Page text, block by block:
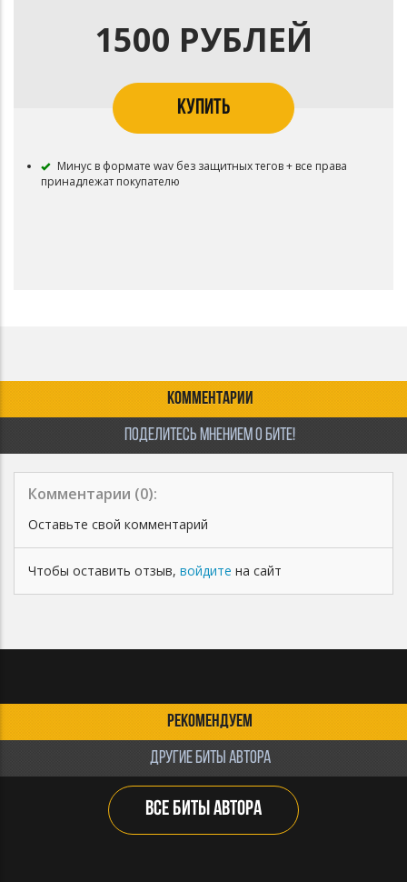
1500 РУБЛЕЙ
КУПИТЬ
Минус в формате wav без защитных тегов + все права
принадлежат покупателю
КОММЕНТАРИИ
ПОДЕЛИТЕСЬ МНЕНИЕМ О БИТЕ!
Комментарии (0):
Оставьте свой комментарий
Чтобы оставить отзыв, войдите на сайт
РЕКОМЕНДУЕМ
ДРУГИЕ БИТЫ АВТОРА
ВСЕ БИТЫ АВТОРА